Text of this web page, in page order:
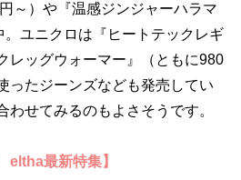
～）や『温感ジンジャーハラマ
ユニクロは『ヒートテックレギ
レッグウォーマー』（ともに980
ったジーンズなども発売してい
わせてみるのもよさそうです。
最新特集】